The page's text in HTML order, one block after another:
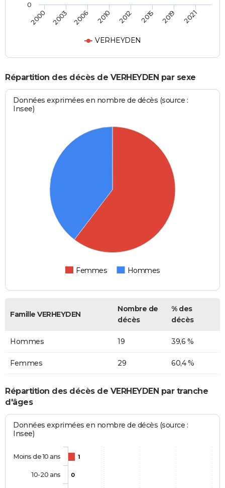
VERHEYDEN
2000 2003 2006 2010 2012 2015 2019 2021
0
Répartition des décès de VERHEYDEN par sexe
Données exprimées en nombre de décès (source :
Insee)
Femmes Hommes
Famille VERHEYDEN
Nombre de
décès
% des
décès
Hommes 19 39,6 %
Femmes 29 60,4 %
Répartition des décès de VERHEYDEN par tranche
d'âges
Données exprimées en nombre de décès (source :
Insee)
1
0
Moins de 10 ans
10-20 ans